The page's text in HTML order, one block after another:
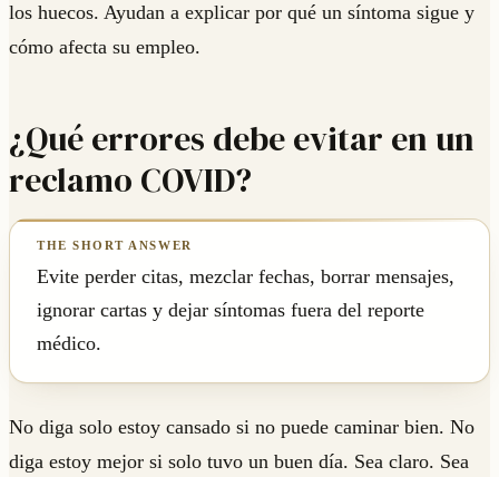
los huecos. Ayudan a explicar por qué un síntoma sigue y
cómo afecta su empleo.
¿Qué errores debe evitar en un
reclamo COVID?
Evite perder citas, mezclar fechas, borrar mensajes,
ignorar cartas y dejar síntomas fuera del reporte
médico.
No diga solo estoy cansado si no puede caminar bien. No
diga estoy mejor si solo tuvo un buen día. Sea claro. Sea